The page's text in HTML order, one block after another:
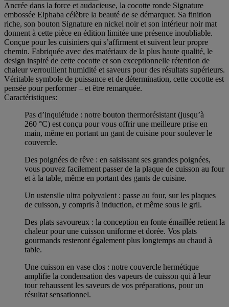
Ancrée dans la force et audacieuse, la cocotte ronde Signature
embossée Elphaba célèbre la beauté de se démarquer. Sa finition
riche, son bouton Signature en nickel noir et son intérieur noir mat
donnent à cette pièce en édition limitée une présence inoubliable.
Conçue pour les cuisiniers qui s’affirment et suivent leur propre
chemin. Fabriquée avec des matériaux de la plus haute qualité, le
design inspiré de cette cocotte et son exceptionnelle rétention de
chaleur verrouillent humidité et saveurs pour des résultats supérieurs.
Véritable symbole de puissance et de détermination, cette cocotte est
pensée pour performer – et être remarquée.
Caractéristiques:
Pas d’inquiétude : notre bouton thermorésistant (jusqu’à
260 °C) est conçu pour vous offrir une meilleure prise en
main, même en portant un gant de cuisine pour soulever le
couvercle.
Des poignées de rêve : en saisissant ses grandes poignées,
vous pouvez facilement passer de la plaque de cuisson au four
et à la table, même en portant des gants de cuisine.
Un ustensile ultra polyvalent : passe au four, sur les plaques
de cuisson, y compris à induction, et même sous le gril.
Des plats savoureux : la conception en fonte émaillée retient la
chaleur pour une cuisson uniforme et dorée. Vos plats
gourmands resteront également plus longtemps au chaud à
table.
Une cuisson en vase clos : notre couvercle hermétique
amplifie la condensation des vapeurs de cuisson qui à leur
tour rehaussent les saveurs de vos préparations, pour un
résultat sensationnel.